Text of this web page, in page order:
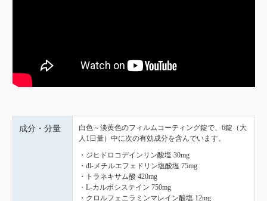
成分・分量
白色～淡黄色のフィルムコーティング錠で、6錠（大
人1日量）中に次の有効成分を含んでいます。
・ジヒドロコデインリン酸塩 30mg
・dl-メチルエフェドリン塩酸塩 75mg
・トラネキサム酸 420mg
・L-カルボシステイン 750mg
・クロルフェニラミンマレイン酸塩 12mg